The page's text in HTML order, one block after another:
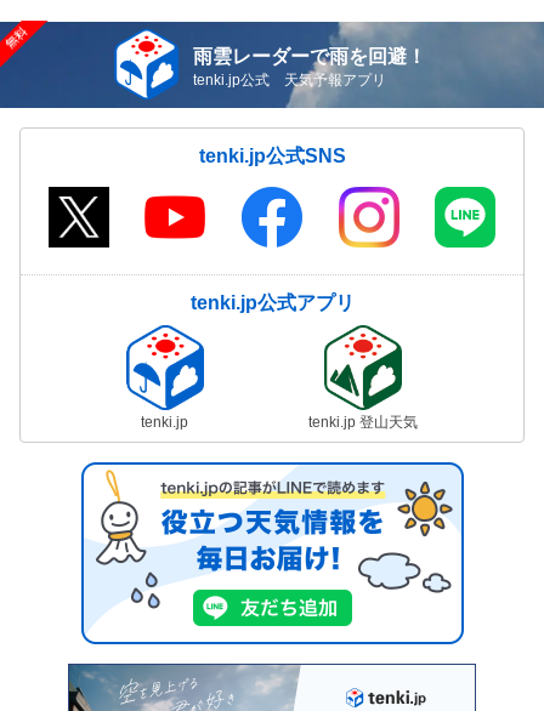
雨雲レーダーで雨を回避！
tenki.jp公式 天気予報アプリ
tenki.jp公式SNS
tenki.jp公式アプリ
tenki.jp tenki.jp 登山天気